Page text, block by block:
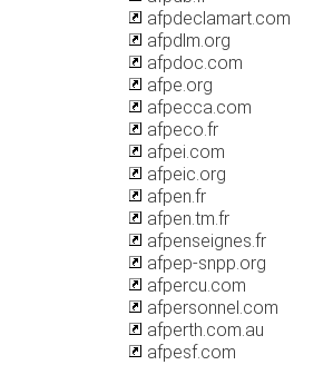
afpdeclamart.com
afpdlm.org
afpdoc.com
afpe.org
afpecca.com
afpeco.fr
afpei.com
afpeic.org
afpen.fr
afpen.tm.fr
afpenseignes.fr
afpep-snpp.org
afpercu.com
afpersonnel.com
afperth.com.au
afpesf.com